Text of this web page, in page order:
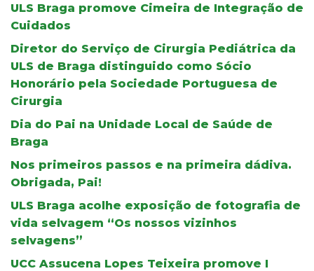
ULS Braga promove Cimeira de Integração de
Cuidados
Diretor do Serviço de Cirurgia Pediátrica da
ULS de Braga distinguido como Sócio
Honorário pela Sociedade Portuguesa de
Cirurgia
Dia do Pai na Unidade Local de Saúde de
Braga
Nos primeiros passos e na primeira dádiva.
Obrigada, Pai!
ULS Braga acolhe exposição de fotografia de
vida selvagem “Os nossos vizinhos
selvagens”
UCC Assucena Lopes Teixeira promove I